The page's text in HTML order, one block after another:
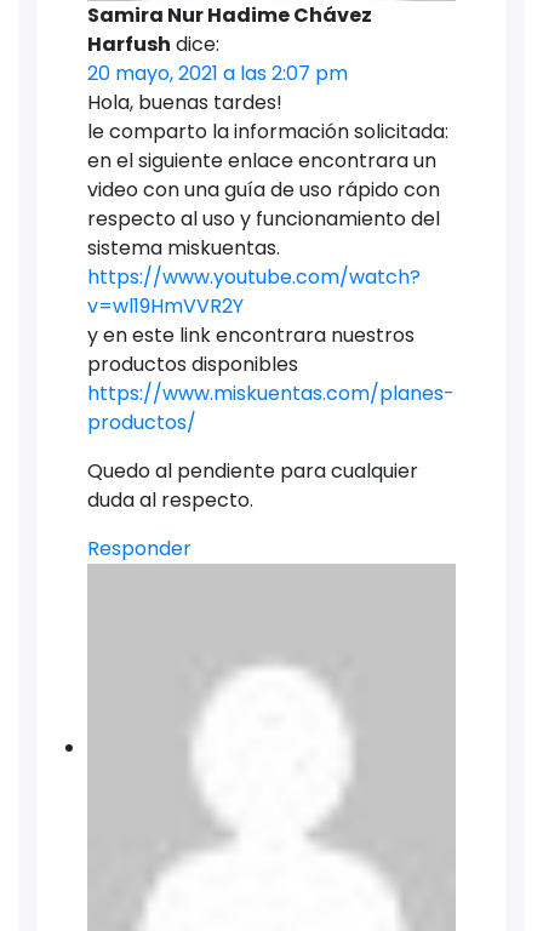
Samira Nur Hadime Chávez
Harfush dice:
20 mayo, 2021 a las 2:07 pm
Hola, buenas tardes!
le comparto la información solicitada:
en el siguiente enlace encontrara un
video con una guía de uso rápido con
respecto al uso y funcionamiento del
sistema miskuentas.
https://www.youtube.com/watch?
v=wl19HmVVR2Y
y en este link encontrara nuestros
productos disponibles
https://www.miskuentas.com/planes-
productos/
Quedo al pendiente para cualquier
duda al respecto.
Responder